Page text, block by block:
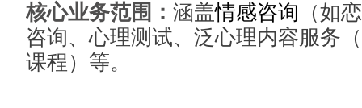
核心业务范围： 涵盖情感咨询 （如
咨询、心理测试、泛心理内容服务
课程）等。